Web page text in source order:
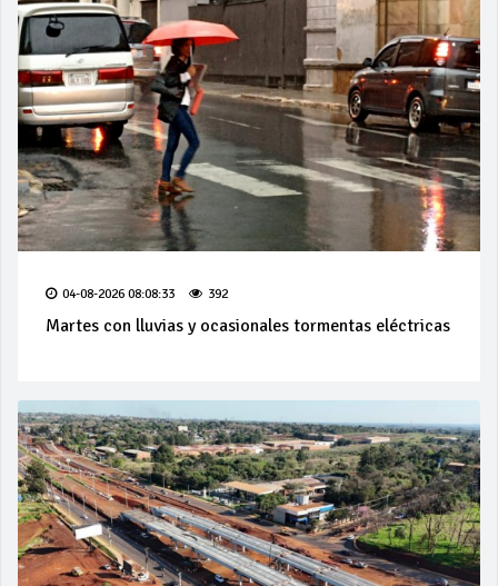
04-08-2026 08:08:33 392
Martes con lluvias y ocasionales tormentas eléctricas